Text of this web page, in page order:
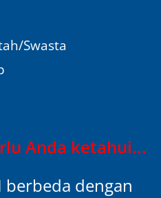
Swasta
Anda ketahui...
berbeda dengan